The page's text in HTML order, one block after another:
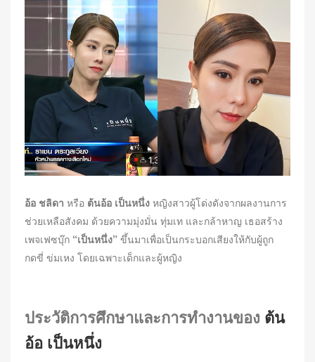
e
d
o
n
อ้อ ชลิดา หรือ ต้นอ้อ เป็นหนึ่ง หญิงสาวผู้โด่งดังจากผลงานการ
ช่วยเหลือสังคม ด้วยความมุ่งมั่น ทุ่มเท และกล้าหาญ เธอสร้าง
เพจเฟซบุ๊ก “เป็นหนึ่ง” ขึ้นมาเพื่อเป็นกระบอกเสียงให้กับผู้ถูก
กดขี่ ข่มเหง โดยเฉพาะเด็กและผู้หญิง
ประวัติการศึกษาและการทำงานของ ต้น
อ้อ เป็นหนึ่ง